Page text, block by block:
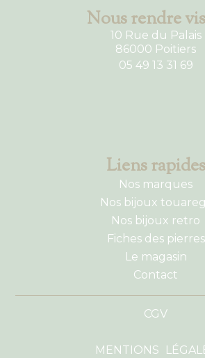
Nous rendre
10 Rue du Palais
86000 Poitiers
05 49 13 31 69
Liens rapides
Nos marques
Nos bijoux
Nos bijoux retro
Fiches des pierres
Le magasin
Contact
CGV
MENTIONS